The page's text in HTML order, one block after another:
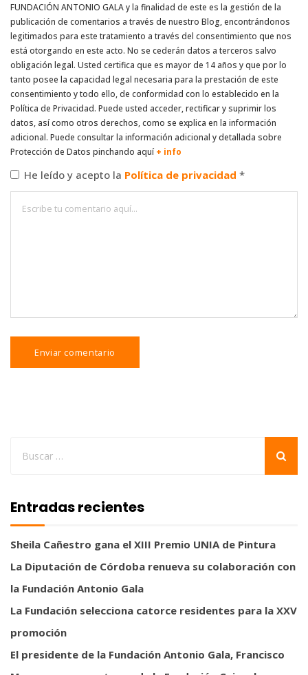
FUNDACIÓN ANTONIO GALA y la finalidad de este es la gestión de la
publicación de comentarios a través de nuestro Blog, encontrándonos
legitimados para este tratamiento a través del consentimiento que nos
está otorgando en este acto. No se cederán datos a terceros salvo
obligación legal. Usted certifica que es mayor de 14 años y que por lo
tanto posee la capacidad legal necesaria para la prestación de este
consentimiento y todo ello, de conformidad con lo establecido en la
Política de Privacidad. Puede usted acceder, rectificar y suprimir los
datos, así como otros derechos, como se explica en la información
adicional. Puede consultar la información adicional y detallada sobre
Protección de Datos pinchando aquí + info
He leído y acepto la Política de privacidad *
Entradas recientes
Sheila Cañestro gana el XIII Premio UNIA de Pintura
La Diputación de Córdoba renueva su colaboración con
la Fundación Antonio Gala
La Fundación selecciona catorce residentes para la XXV
promoción
El presidente de la Fundación Antonio Gala, Francisco